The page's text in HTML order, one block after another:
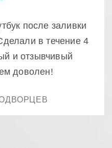
доступно и
спасибо.